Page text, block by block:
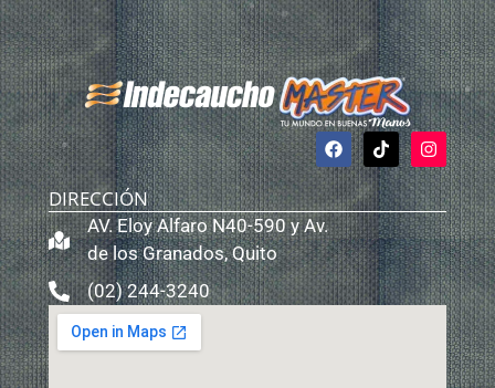
DIRECCIÓN
AV. Eloy Alfaro N40-590 y Av.
de los Granados, Quito
(02) 244-3240